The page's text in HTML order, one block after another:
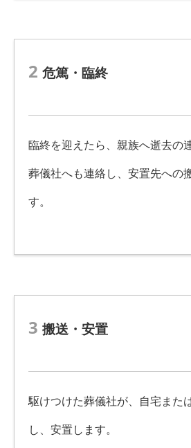
2 危篤・臨終
臨終を迎えたら、親族へ逝去の
葬儀社へも連絡し、安置先への
す。
3 搬送・安置
駆けつけた葬儀社が、自宅また
し、安置します。